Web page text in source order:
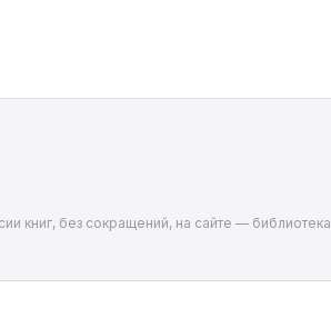
книг, без сокращений, на сайте — библиотека